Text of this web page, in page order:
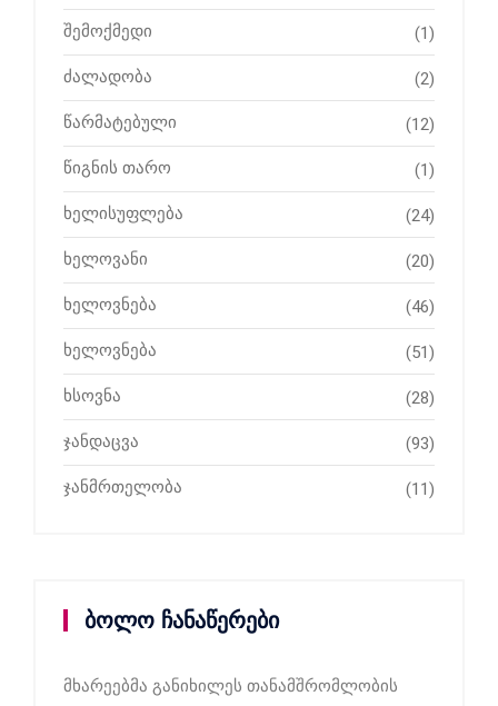
შემოქმედი (1)
ძალადობა (2)
წარმატებული (12)
წიგნის თარო (1)
ხელისუფლება (24)
ხელოვანი (20)
ხელოვნება (46)
ხელოვნება (51)
ხსოვნა (28)
ჯანდაცვა (93)
ჯანმრთელობა (11)
ბოლო ჩანაწერები
მხარეებმა განიხილეს თანამშრომლობის